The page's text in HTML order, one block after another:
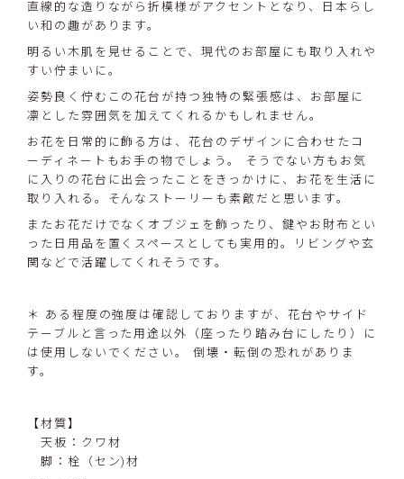
直線的な造りながら折模様がアクセントとなり、日本らし
い和の趣があります。
明るい木肌を見せることで、現代のお部屋にも取り入れや
すい佇まいに。
姿勢良く佇むこの花台が持つ独特の緊張感は、お部屋に
凛とした雰囲気を加えてくれるかもしれません。
お花を日常的に飾る方は、花台のデザインに合わせたコ
ーディネートもお手の物でしょう。 そうでない方もお気
に入りの花台に出会ったことをきっかけに、お花を生活に
取り入れる。そんなストーリーも素敵だと思います。
またお花だけでなくオブジェを飾ったり、鍵やお財布とい
った日用品を置くスペースとしても実用的。リビングや玄
関などで活躍してくれそうです。
＊ ある程度の強度は確認しておりますが、花台やサイド
テーブルと言った用途以外（座ったり踏み台にしたり）に
は使用しないでください。 倒壊・転倒の恐れがありま
す。
【材質】
天板：クワ材
脚：栓（セン)材